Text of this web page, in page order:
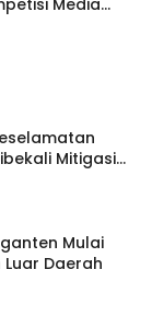
Internasional
Mitigasi
Mulai
Daerah